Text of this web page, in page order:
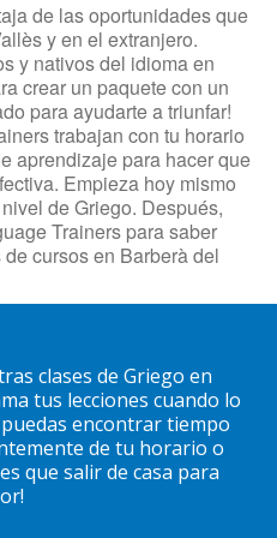
de las oportunidades que
y en el extranjero.
y nativos del idioma en
crear un paquete con un
para ayudarte a triunfar!
trabajan con tu horario
aprendizaje para hacer que
Empieza hoy mismo
de Griego. Después,
Trainers para saber
cursos en Barberà del
clases de Griego en
tus lecciones cuando lo
encontrar tiempo
de tu horario o
que salir de casa para